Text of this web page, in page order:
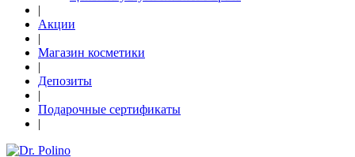
|
Акции
|
Магазин косметики
|
Депозиты
|
Подарочные сертификаты
|